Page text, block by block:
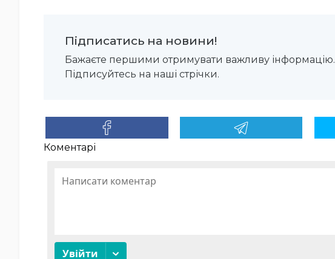
Підписатись на новини!
Бажаєте першими отримувати важливу інформацію.
Підписуйтесь на наші стрічки.
Коментарі